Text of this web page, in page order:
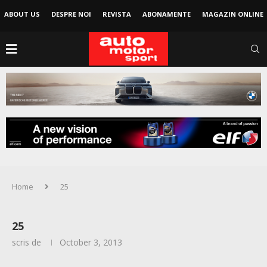
ABOUT US DESPRE NOI REVISTA ABONAMENTE MAGAZIN ONLINE
Home 25
25
scris de October 3, 2013